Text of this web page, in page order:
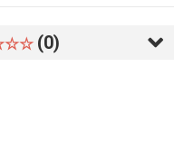
(0)